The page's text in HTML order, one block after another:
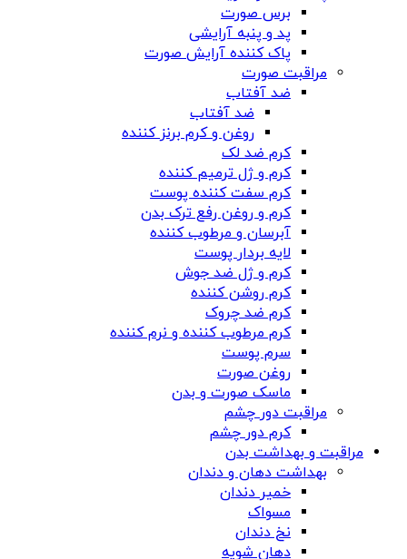
برس صورت
پد و پنبه آرایشی
پاک کننده آرایش صورت
مراقبت صورت
ضد آفتاب
ضد آفتاب
روغن و کرم برنز کننده
کرم ضد لک
کرم و ژل ترمیم کننده
کرم سفت کننده پوست
کرم و روغن رفع ترک بدن
آبرسان و مرطوب کننده
لایه بردار پوست
کرم و ژل ضد جوش
کرم روشن کننده
کرم ضد چروک
کرم مرطوب کننده و نرم کننده
سرم پوست
روغن صورت
ماسک صورت و بدن
مراقبت دور چشم
کرم دور چشم
مراقبت و بهداشت بدن
بهداشت دهان و دندان
خمیر دندان
مسواک
نخ دندان
دهان شویه